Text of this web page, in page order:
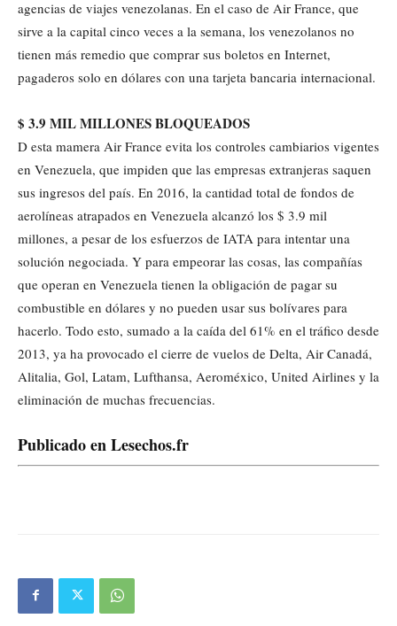
agencias de viajes venezolanas. En el caso de Air France, que
sirve a la capital cinco veces a la semana, los venezolanos no
tienen más remedio que comprar sus boletos en Internet,
pagaderos solo en dólares con una tarjeta bancaria internacional.
$ 3.9 MIL MILLONES BLOQUEADOS
D esta mamera Air France evita los controles cambiarios vigentes
en Venezuela, que impiden que las empresas extranjeras saquen
sus ingresos del país. En 2016, la cantidad total de fondos de
aerolíneas atrapados en Venezuela alcanzó los $ 3.9 mil
millones, a pesar de los esfuerzos de IATA para intentar una
solución negociada. Y para empeorar las cosas, las compañías
que operan en Venezuela tienen la obligación de pagar su
combustible en dólares y no pueden usar sus bolívares para
hacerlo. Todo esto, sumado a la caída del 61% en el tráfico desde
2013, ya ha provocado el cierre de vuelos de Delta, Air Canadá,
Alitalia, Gol, Latam, Lufthansa, Aeroméxico, United Airlines y la
eliminación de muchas frecuencias.
Publicado en Lesechos.fr